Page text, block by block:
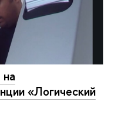
«Логический